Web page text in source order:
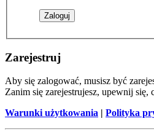
Zarejestruj
Aby się zalogować, musisz być
Zanim się zarejestrujesz, upewnij
Warunki użytkowania | Polityka